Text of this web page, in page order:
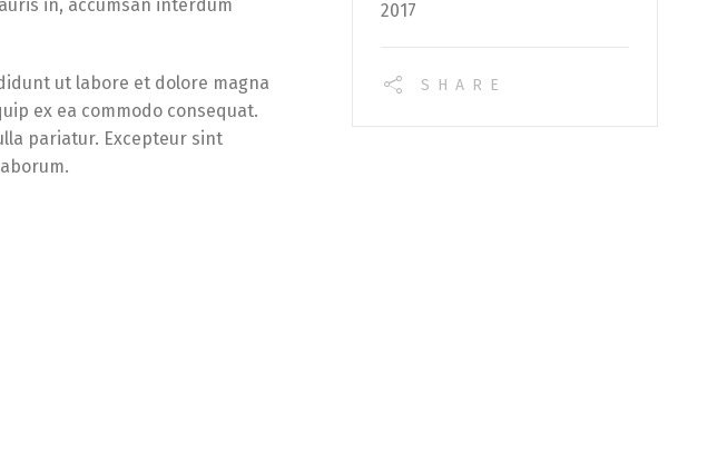
in, accumsan interdum
ut labore et dolore magna
ex ea commodo consequat.
pariatur. Excepteur sint
2017
SHARE